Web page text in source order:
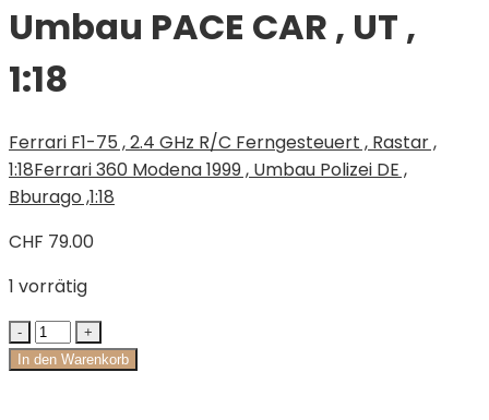
Umbau PACE CAR , UT ,
1:18
Ferrari F1-75 , 2.4 GHz R/C Ferngesteuert , Rastar ,
1:18Ferrari 360 Modena 1999 , Umbau Polizei DE ,
Bburago ,1:18
CHF 79.00
1 vorrätig
In den Warenkorb